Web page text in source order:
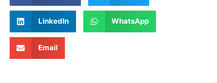
LinkedIn WhatsApp
Email